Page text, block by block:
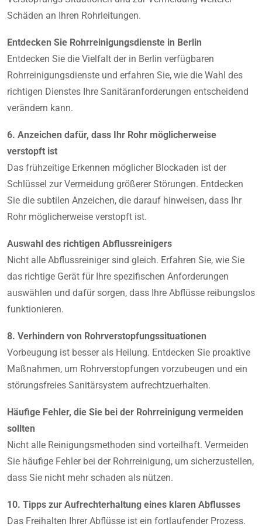
Schäden an Ihren Rohrleitungen.
Entdecken Sie Rohrreinigungsdienste in Berlin
Entdecken Sie die Vielfalt der in Berlin verfügbaren
Rohrreinigungsdienste und erfahren Sie, wie die Wahl des
richtigen Dienstes Ihre Sanitäranforderungen entscheidend
verändern kann.
6. Anzeichen dafür, dass Ihr Rohr möglicherweise
verstopft ist
Das frühzeitige Erkennen möglicher Blockaden ist der
Schlüssel zur Vermeidung größerer Störungen. Entdecken
Sie die subtilen Anzeichen, die darauf hinweisen, dass Ihr
Rohr möglicherweise verstopft ist.
Auswahl des richtigen Abflussreinigers
Nicht alle Abflussreiniger sind gleich. Erfahren Sie, wie Sie
das richtige Gerät für Ihre spezifischen Anforderungen
auswählen und dafür sorgen, dass Ihre Abflüsse reibungslos
funktionieren.
8. Verhindern von Rohrverstopfungssituationen
Vorbeugung ist besser als Heilung. Entdecken Sie proaktive
Maßnahmen, um Rohrverstopfungen vorzubeugen und ein
störungsfreies Sanitärsystem aufrechtzuerhalten.
Häufige Fehler, die Sie bei der Rohrreinigung vermeiden
sollten
Nicht alle Reinigungsmethoden sind vorteilhaft. Vermeiden
Sie häufige Fehler bei der Rohrreinigung, um sicherzustellen,
dass Sie nicht mehr schaden als nützen.
10. Tipps zur Aufrechterhaltung eines klaren Abflusses
Das Freihalten Ihrer Abflüsse ist ein fortlaufender Prozess.